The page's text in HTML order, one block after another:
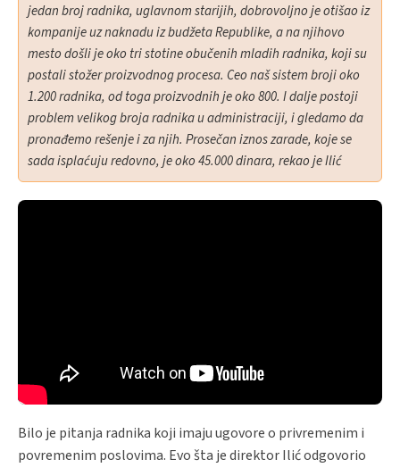
jedan broj radnika, uglavnom starijih, dobrovoljno je otišao iz
kompanije uz naknadu iz budžeta Republike, a na njihovo
mesto došli je oko tri stotine obučenih mladih radnika, koji su
postali stožer proizvodnog procesa. Ceo naš sistem broji oko
1.200 radnika, od toga proizvodnih je oko 800. I dalje postoji
problem velikog broja radnika u administraciji, i gledamo da
pronađemo rešenje i za njih. Prosečan iznos zarade, koje se
sada isplaćuju redovno, je oko 45.000 dinara, rekao je Ilić
Bilo je pitanja radnika koji imaju ugovore o privremenim i
povremenim poslovima. Evo šta je direktor Ilić odgovorio